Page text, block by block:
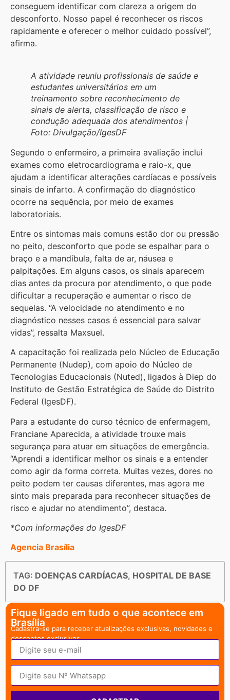
conseguem identificar com clareza a origem do
desconforto. Nosso papel é reconhecer os riscos
rapidamente e oferecer o melhor cuidado possível”,
afirma.
A atividade reuniu profissionais de saúde e
estudantes universitários em um
treinamento sobre reconhecimento de
sinais de alerta, classificação de risco e
condução adequada dos atendimentos |
Foto: Divulgação/IgesDF
Segundo o enfermeiro, a primeira avaliação inclui
exames como eletrocardiograma e raio-x, que
ajudam a identificar alterações cardíacas e possíveis
sinais de infarto. A confirmação do diagnóstico
ocorre na sequência, por meio de exames
laboratoriais.
Entre os sintomas mais comuns estão dor ou pressão
no peito, desconforto que pode se espalhar para o
braço e a mandíbula, falta de ar, náusea e
palpitações. Em alguns casos, os sinais aparecem
dias antes da procura por atendimento, o que pode
dificultar a recuperação e aumentar o risco de
sequelas. “A velocidade no atendimento e no
diagnóstico nesses casos é essencial para salvar
vidas”, ressalta Maxsuel.
A capacitação foi realizada pelo Núcleo de Educação
Permanente (Nudep), com apoio do Núcleo de
Tecnologias Educacionais (Nuted), ligados à Diep do
Instituto de Gestão Estratégica de Saúde do Distrito
Federal (IgesDF).
Para a estudante do curso técnico de enfermagem,
Franciane Aparecida, a atividade trouxe mais
segurança para atuar em situações de emergência.
“Aprendi a identificar melhor os sinais e a entender
como agir da forma correta. Muitas vezes, dores no
peito podem ter causas diferentes, mas agora me
sinto mais preparada para reconhecer situações de
risco e ajudar no atendimento”, destaca.
*Com informações do IgesDF
Agencia Brasília
TAG: DOENÇAS CARDÍACAS, HOSPITAL DE BASE
DO DF
Fique ligado em tudo o que acontece em
Brasília
Cadastra-se para receber atualizações exclusivas, novidades e
descontos exclusivos.